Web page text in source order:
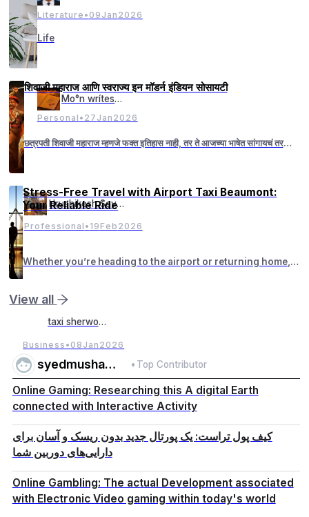
Literature • 09 Jan 2026
Life
Mo°n wrítes_✨
Personal • 27 Jan 2026
शिवाजी महाराज आणि स्वराज्य इन मॉडर्न इंडियन सोसायटी
छत्रपती शिवाजी महाराज म्हणजे फक्त इतिहास नाही, तर ते आजच्या भाषेत सांगायचं तर
'Ultimate OG Startup Founder' आहेत. आज च्या काळात महाराजांचे महत्व
Hrushikesh Savant
Professional • 19 Feb 2026
Stress-Free Travel with Airport Taxi Beaumont:
Your Reliable Ride
Whether you’re heading to the airport or returning home,
taxi sherwood
Business • 08 Jan 2026
View all
syedmushahid • Top Contributor
Online Gaming: Researching this A digital Earth
connected with Interactive Activity
کیف پول تراست: یک پورتال جدید بدون ریسک و آسان برای
دارایی‌های دوربین شما
Online Gambling: The actual Development associated
with Electronic Video gaming within today's world